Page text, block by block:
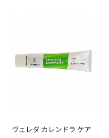
ヴェレダ カレンドラ ケア